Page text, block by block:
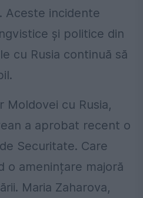
Aceste incidente
și politice din
cu Rusia continuă să
cu Rusia,
a aprobat recent o
Securitate. Care
o amenințare majoră
Maria Zaharova,